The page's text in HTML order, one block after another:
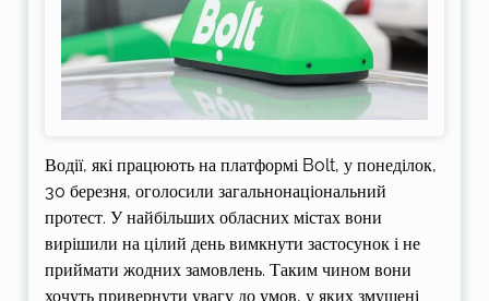
Водії, які працюють на платформі Bolt, у понеділок,
30 березня, оголосили загальнонаціональний
протест. У найбільших обласних містах вони
вирішили на цілий день вимкнути застосунок і не
приймати жодних замовлень. Таким чином вони
хочуть привернути увагу до умов, у яких змушені